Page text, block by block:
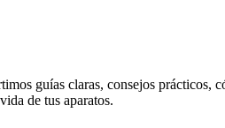
guías claras, consejos prácticos,
de tus aparatos.